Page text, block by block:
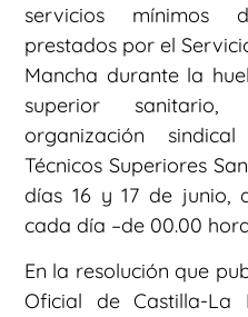
servicios mínimos
prestados por el
Mancha durante la
superior
organización
Técnicos Superiores
días 16 y 17 de junio,
cada día –de 00.00
En la resolución que
Oficial de Castilla-La